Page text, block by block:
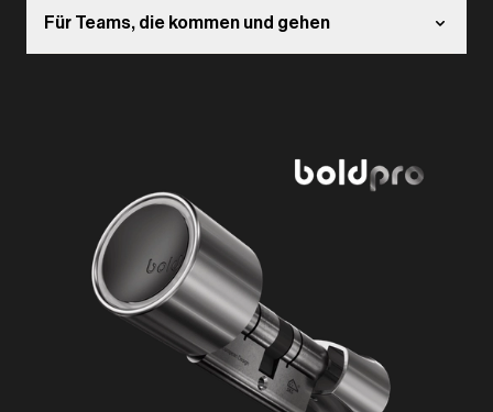
Für Teams, die kommen und gehen